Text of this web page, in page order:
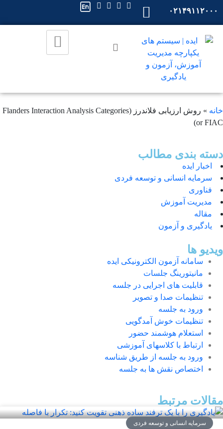
۰۲۱۴۹۱۱۲۰۰۰
خانه »
روش ارزیابی فلاندرز (Flanders Interaction Analysis Categories
or FIAC)
دسته بندی مطالب
اخبار ایده
سرمایه انسانی و توسعه فردی
فناوری
مدیریت آموزش
مقاله
یادگیری و آزمون
ویدیو ها
سامانه آزمون الکترونیکی ایده
مانیتورینگ جلسات
قابلیت های اجرایی در جلسه
تنظیمات صدا و تصویر
ورود به جلسه
تنظیمات خوش آمدگویی
استعلام هوشمند حضور
ارتباط با کلاسهای آموزشی
ورود به جلسه از طریق شناسه
اختصاص نقش ها به جلسه
مقالات مرتبط
سرمایه انسانی و توسعه فردی